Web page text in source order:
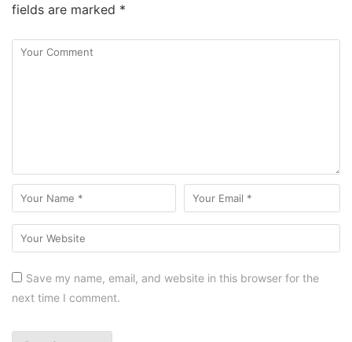
fields are marked *
Save my name, email, and website in this browser for the
next time I comment.